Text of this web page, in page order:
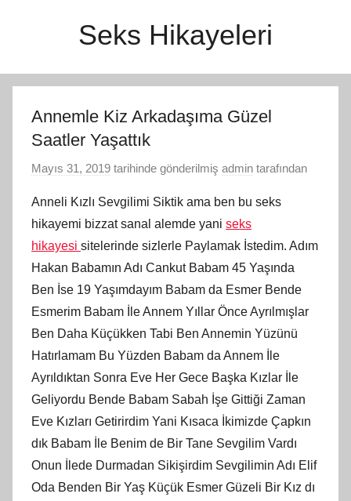
Seks Hikayeleri
Annemle Kiz Arkadaşıma Güzel
Saatler Yaşattık
Mayıs 31, 2019 tarihinde gönderilmiş admin tarafından
Anneli Kızlı Sevgilimi Siktik ama ben bu seks
hikayemi bizzat sanal alemde yani seks
hikayesi sitelerinde sizlerle Paylamak İstedim. Adım
Hakan Babamın Adı Cankut Babam 45 Yaşında
Ben İse 19 Yaşımdayım Babam da Esmer Bende
Esmerim Babam İle Annem Yıllar Önce Ayrılmışlar
Ben Daha Küçükken Tabi Ben Annemin Yüzünü
Hatırlamam Bu Yüzden Babam da Annem İle
Ayrıldıktan Sonra Eve Her Gece Başka Kızlar İle
Geliyordu Bende Babam Sabah İşe Gittiği Zaman
Eve Kızları Getirirdim Yani Kısaca İkimizde Çapkın
dık Babam İle Benim de Bir Tane Sevgilim Vardı
Onun İlede Durmadan Sikişirdim Sevgilimin Adı Elif
Oda Benden Bir Yaş Küçük Esmer Güzeli Bir Kız dı